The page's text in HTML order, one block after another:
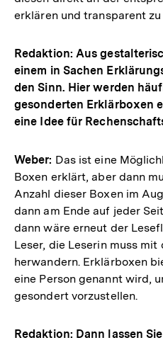
erklären und transparent zu
Redaktion: Aus
einem in Sachen
den Sinn. Hier werden
gesonderten Erklärboxen
eine Idee für
Weber: Das ist eine
Boxen erklärt, aber dann
Anzahl dieser Boxen im
dann am Ende auf jeder
dann wäre erneut der
Leser, die Leserin muss
herwandern. Erklärboxen
eine Person genannt wird,
gesondert vorzustellen.
Redaktion: Dann lassen